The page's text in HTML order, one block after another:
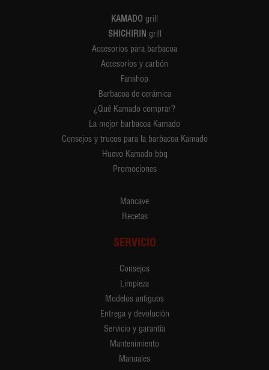
KAMADO grill
SHICHIRIN grill
Accesorios para barbacoa
Accesorios y carbón
Fanshop
Barbacoa de cerámica
¿Qué Kamado comprar?
La mejor barbacoa Kamado
Consejos y trucos para la barbacoa Kamado
Huevo Kamado bbq
Promociones
Mancave
Recetas
SERVICIO
Consejos
Limpieza
Modelos antiguos
Entrega y devolución
Servicio y garantía
Mantenimiento
Manuales